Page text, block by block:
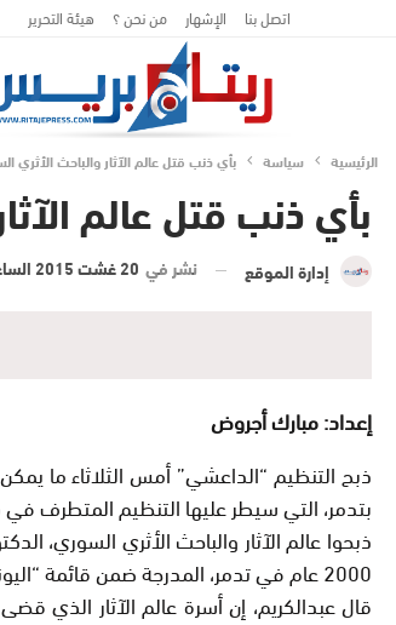
اتصل بنا الإشهار من نحن ؟ هيئة التحرير
الرئيسية سياسة بأي ذنب قتل عالم الآثار والباحث الأثري
بأي ذنب قتل عالم
إدارة الموقع نشر في 20 غشت 2015 الساعة 19 و 21 دقيقة
إعداد: مبارك أجروض
ذبح التنظيم “الداعشي” أمس الثلاثاء ما
بتدمر، التي سيطر عليها التنظيم المتطرف
ذبحوا عالم الآثار والباحث الأثري السوري،
2000 عام في تدمر، المدرجة ضمن قائمة “اليونسكو” للتراث العالمي، لذلك بثت الوكالات بلغات عدة خبر مصرعه، نقلا عن مأمون عبدالكريم، المدير العام للآثار السورية.